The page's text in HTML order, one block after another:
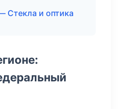
Стекла и оптика